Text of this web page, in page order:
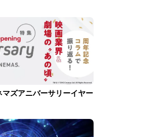
ズアニバーサリーイヤー